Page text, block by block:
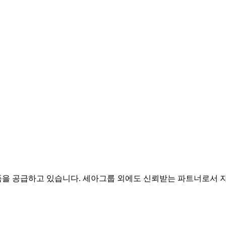
공급하고 있습니다. 세아그룹 외에도 신뢰받는 파트너로서